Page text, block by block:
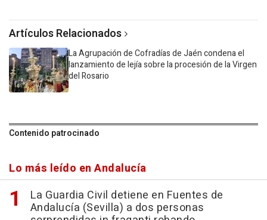
Artículos Relacionados
La Agrupación de Cofradías de Jaén condena el
lanzamiento de lejía sobre la procesión de la Virgen
del Rosario
Contenido patrocinado
Lo más leído en Andalucía
La Guardia Civil detiene en Fuentes de
Andalucía (Sevilla) a dos personas